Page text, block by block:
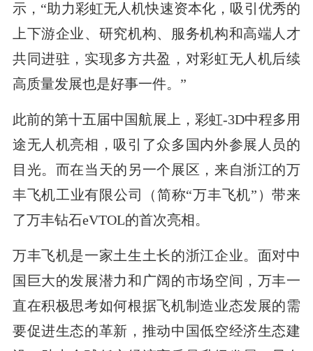
示，“助力彩虹无人机快速资本化，吸引优秀的
上下游企业、研究机构、服务机构和高端人才
共同进驻，实现多方共盈，对彩虹无人机后续
高质量发展也是好事一件。”
此前的第十五届中国航展上，彩虹-3D中程多用
途无人机亮相，吸引了众多国内外参展人员的
目光。而在当天的另一个展区，来自浙江的万
丰飞机工业有限公司（简称“万丰飞机”）带来
了万丰钻石eVTOL的首次亮相。
万丰飞机是一家土生土长的浙江企业。面对中
国巨大的发展潜力和广阔的市场空间，万丰一
直在积极思考如何根据飞机制造业态发展的需
要促进生态的革新，推动中国低空经济生态建